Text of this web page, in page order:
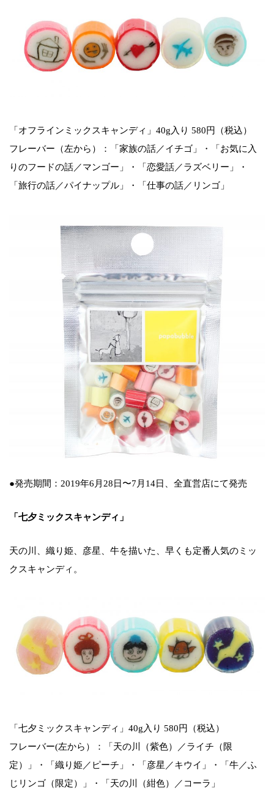
「オフラインミックスキャンディ」40g入り 580円（税込）
フレーバー（左から）：「家族の話／イチゴ」・「お気に入
りのフードの話／マンゴー」・「恋愛話／ラズベリー」・
「旅行の話／パイナップル」・「仕事の話／リンゴ」
●発売期間：2019年6月28日〜7月14日、全直営店にて発売
「七夕ミックスキャンディ」
天の川、織り姫、彦星、牛を描いた、早くも定番人気のミッ
クスキャンディ。
「七夕ミックスキャンディ」40g入り 580円（税込）
フレーバー(左から）：「天の川（紫色）／ライチ（限
定）」・「織り姫／ピーチ」・「彦星／キウイ」・「牛／ふ
じリンゴ（限定）」・「天の川（紺色）／コーラ」